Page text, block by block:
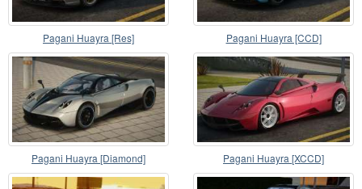
Pagani Huayra [Res] Pagani Huayra [CCD]
Pagani Huayra [Diamond] Pagani Huayra [XCCD]